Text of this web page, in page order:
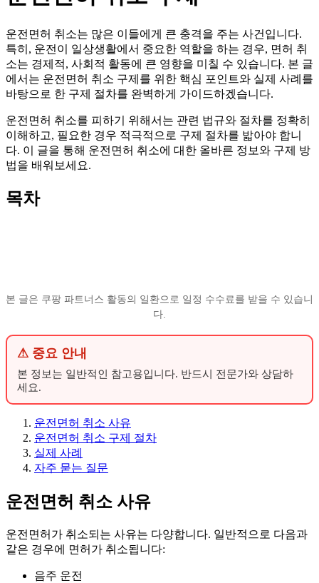
운전면허 취소는 많은 이들에게 큰 충격을 주는 사건입니다.
특히, 운전이 일상생활에서 중요한 역할을 하는 경우, 면허 취
소는 경제적, 사회적 활동에 큰 영향을 미칠 수 있습니다. 본 글
에서는 운전면허 취소 구제를 위한 핵심 포인트와 실제 사례를
바탕으로 한 구제 절차를 완벽하게 가이드하겠습니다.
운전면허 취소를 피하기 위해서는 관련 법규와 절차를 정확히
이해하고, 필요한 경우 적극적으로 구제 절차를 밟아야 합니
다. 이 글을 통해 운전면허 취소에 대한 올바른 정보와 구제 방
법을 배워보세요.
목차
본 글은 쿠팡 파트너스 활동의 일환으로 일정 수수료를 받을 수 있습니
다.
⚠ 중요 안내
본 정보는 일반적인 참고용입니다. 반드시 전문가와 상담하
세요.
운전면허 취소 사유
운전면허 취소 구제 절차
실제 사례
자주 묻는 질문
운전면허 취소 사유
운전면허가 취소되는 사유는 다양합니다. 일반적으로 다음과
같은 경우에 면허가 취소됩니다:
음주 운전